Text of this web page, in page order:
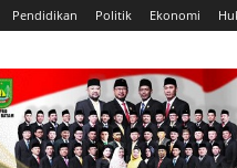
Pendidikan Politik Ekonomi